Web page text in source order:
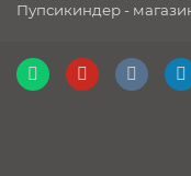
Пупсикиндер -